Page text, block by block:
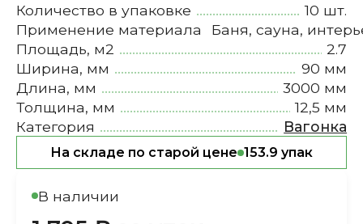
Количество в упаковке
10 шт.
Применение материала
Баня, сауна,
Площадь, м2
2.7
Ширина, мм
90 мм
Длина, мм
3000 мм
Толщина, мм
12,5 мм
Категория
Вагонка
На складе по старой цене 153.9 упак
В наличии